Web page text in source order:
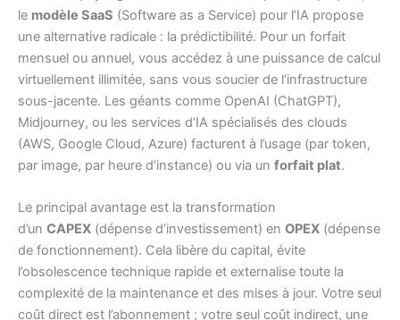
le modèle SaaS (Software as a Service) pour l’IA propose
une alternative radicale : la prédictibilité. Pour un forfait
mensuel ou annuel, vous accédez à une puissance de calcul
virtuellement illimitée, sans vous soucier de l’infrastructure
sous-jacente. Les géants comme OpenAI (ChatGPT),
Midjourney, ou les services d’IA spécialisés des clouds
(AWS, Google Cloud, Azure) facturent à l’usage (par token,
par image, par heure d’instance) ou via un forfait plat.
Le principal avantage est la transformation
d’un CAPEX (dépense d’investissement) en OPEX (dépense
de fonctionnement). Cela libère du capital, évite
l’obsolescence technique rapide et externalise toute la
complexité de la maintenance et des mises à jour. Votre seul
coût direct est l’abonnement ; votre seul coût indirect, une